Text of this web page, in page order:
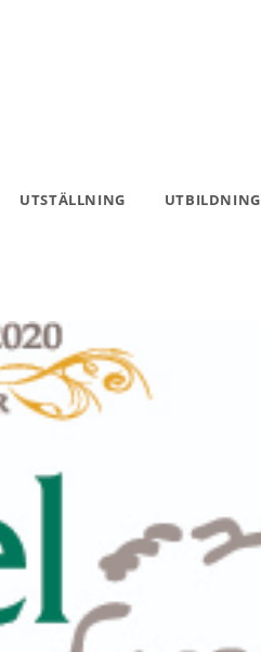
UTSTÄLLNING UTBILDNING